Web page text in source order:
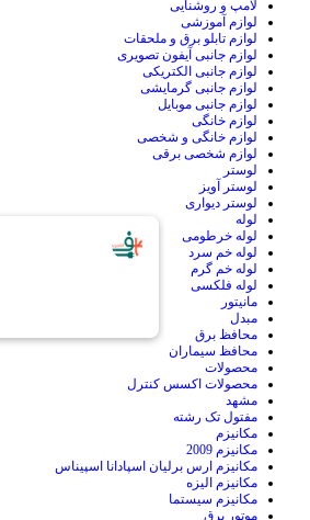
لامپ و روشنایی
لوازم آموزشی
لوازم تابلو برق و ملحقات
لوازم جانبی آیفون تصویری
لوازم جانبی الکتریکی
لوازم جانبی گرمایشی
لوازم جانبی موبایل
لوازم خانگی
لوازم خانگی و شخصی
لوازم شخصی برقی
لوستر
لوستر آویز
لوستر دیواری
لوله
لوله خرطومی
لوله خم سرد
لوله خم گرم
لوله فلکسی
مانیتور
مبدل
محافظ برق
محافظ سیماران
محصولات
محصولات اکسس کنترل
مشهد
مفتول تک رشته
مکانیزم
مکانیزم 2009
مکانیزم ارس برلیان اسپادانا اسپیناس
مکانیزم الیزه
مکانیزم سیستما
موتور برق